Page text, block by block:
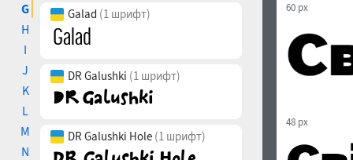
G
H
I
J
K
L
M
N
Galad (1 шрифт)
DR Galushki (1 шрифт)
DR Galushki Hole (1 шрифт)
60 px
48 px